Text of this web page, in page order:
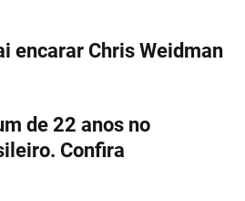
l
e
k
e
n
ar
e
encarar Chris Weidman
de 22 anos no
Confira